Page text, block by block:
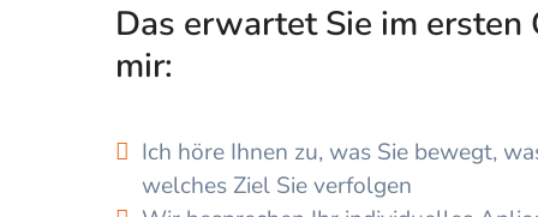
Das erwartet Sie im ersten
mir:
Ich höre Ihnen zu, was Sie bewegt,
welches Ziel Sie verfolgen